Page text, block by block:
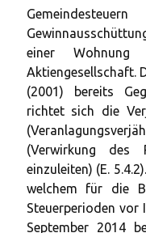
einer
Aktiengesellschaft.
(2001) bereits
richtet sich die
(Verwirkung des
einzuleiten) (E.
welchem für die
Steuerperioden vor
September 2014